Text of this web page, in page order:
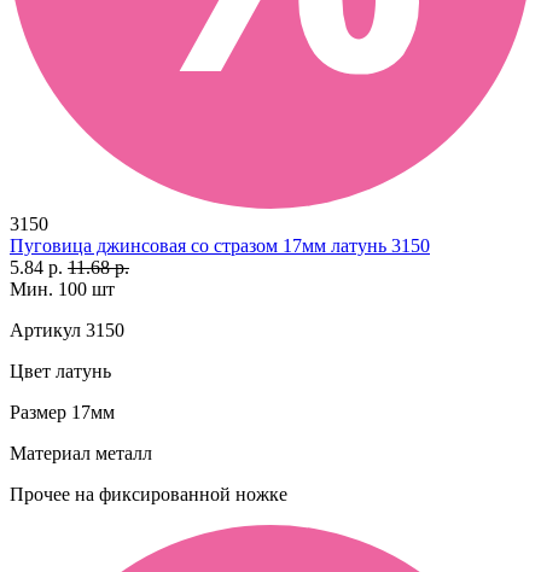
3150
Пуговица джинсовая со стразом 17мм латунь 3150
5.84 р. 11.68 р.
Мин. 100 шт
Артикул 3150
Цвет латунь
Размер 17мм
Материал металл
Прочее на фиксированной ножке